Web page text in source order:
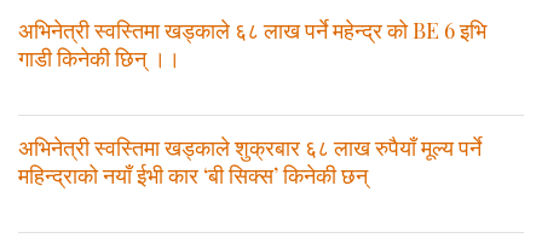
अभिनेत्री स्वस्तिमा खड्काले ६८ लाख पर्ने महेन्द्र को BE 6 इभि
गाडी किनेकी छिन् ।।
अभिनेत्री स्वस्तिमा खड्काले शुक्रबार ६८ लाख रुपैयाँ मूल्य पर्ने
महिन्द्राको नयाँ ईभी कार ‘बी सिक्स’ किनेकी छन्